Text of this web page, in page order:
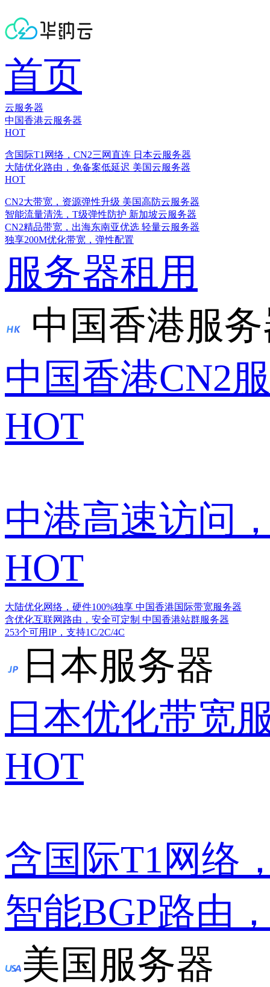
首页
云服务器
中国香港云服务器
HOT
含国际T1网络，CN2三网直连 日本云服务器
大陆优化路由，免备案低延迟 美国云服务器
HOT
CN2大带宽，资源弹性升级 美国高防云服务器
智能流量清洗，T级弹性防护 新加坡云服务器
CN2精品带宽，出海东南亚优选 轻量云服务器
独享200M优化带宽，弹性配置
服务器租用
中国香港服
中国香港CN2
HOT
中港高速访问
HOT
大陆优化网络，硬件100%独享 中国香港国际带宽服务器
含优化互联网路由，安全可定制 中国香港站群服务器
253个可用IP，支持1C/2C/4C
日本服务器
日本优化带宽
HOT
含国际T1网络
智能BGP路由
美国服务器